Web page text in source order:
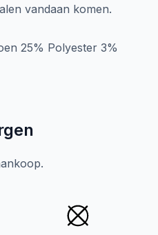
vandaan komen.
25% Polyester 3%